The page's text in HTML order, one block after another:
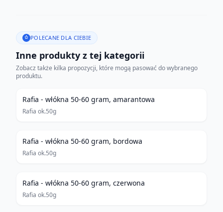
POLECANE DLA CIEBIE
Inne produkty z tej kategorii
Zobacz także kilka propozycji, które mogą pasować do wybranego
produktu.
Rafia - włókna 50-60 gram, amarantowa
Rafia ok.50g
Rafia - włókna 50-60 gram, bordowa
Rafia ok.50g
Rafia - włókna 50-60 gram, czerwona
Rafia ok.50g